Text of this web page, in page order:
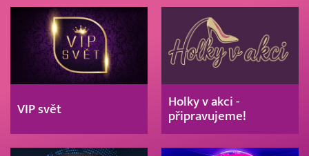
VIP svět
Holky v akci -
připravujeme!